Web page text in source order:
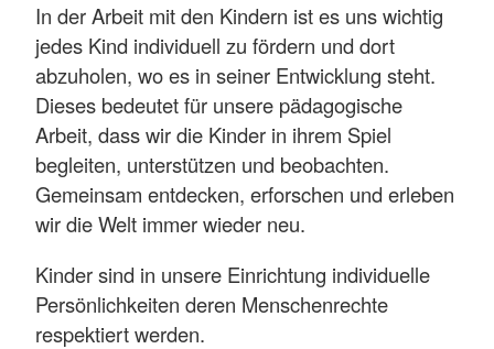
In der Arbeit mit den Kindern ist es uns wichtig
jedes Kind individuell zu fördern und dort
abzuholen, wo es in seiner Entwicklung steht.
Dieses bedeutet für unsere pädagogische
Arbeit, dass wir die Kinder in ihrem Spiel
begleiten, unterstützen und beobachten.
Gemeinsam entdecken, erforschen und erleben
wir die Welt immer wieder neu.
Kinder sind in unsere Einrichtung individuelle
Persönlichkeiten deren Menschenrechte
respektiert werden.